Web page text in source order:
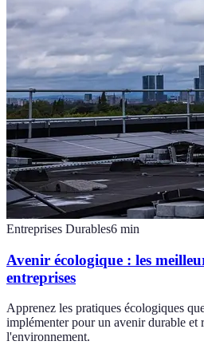
Entreprises Durables6 min
Avenir écologique : les
entreprises
Apprenez les pratiques écologiques
implémenter pour un avenir durable et
l'environnement.